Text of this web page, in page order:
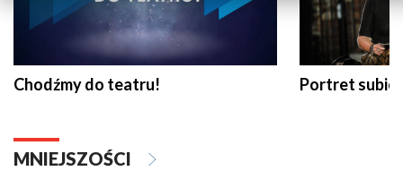
Chodźmy do teatru! Portret
MNIEJSZOŚCI